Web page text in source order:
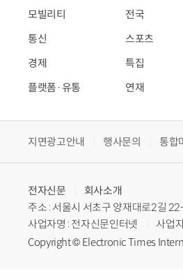
모빌리티
통신
경제
플랫폼·유통
전국
스포츠
특집
연재
지면광고안내 행사문의 통합
전자신문
회사소개
주소 : 서울시 서초구 양재대로2길
사업자명 : 전자신문인터넷
사업
Copyright © Electronic Times